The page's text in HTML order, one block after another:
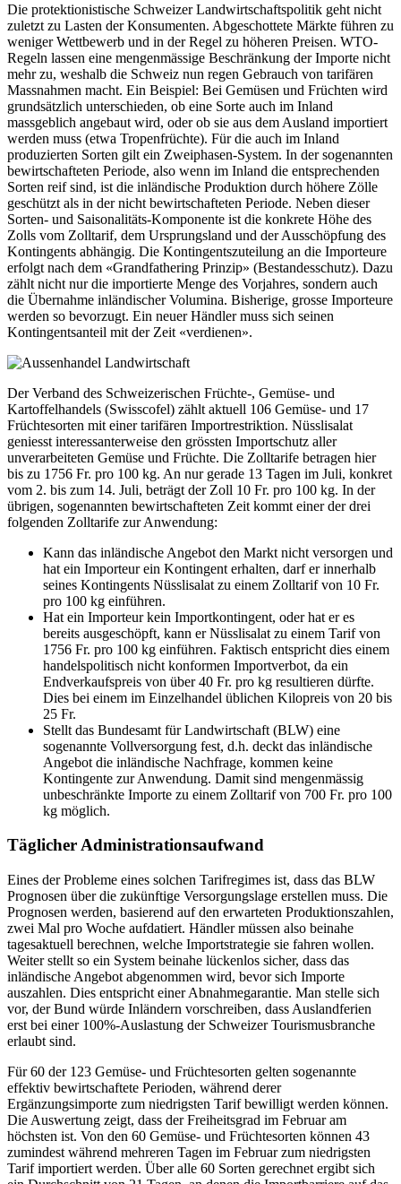
Die protektionistische Schweizer Landwirtschaftspolitik geht nicht
zuletzt zu Lasten der Konsumenten. Abgeschottete Märkte führen zu
weniger Wettbewerb und in der Regel zu höheren Preisen. WTO-
Regeln lassen eine mengenmässige Beschränkung der Importe nicht
mehr zu, weshalb die Schweiz nun regen Gebrauch von tarifären
Massnahmen macht. Ein Beispiel: Bei Gemüsen und Früchten wird
grundsätzlich unterschieden, ob eine Sorte auch im Inland
massgeblich angebaut wird, oder ob sie aus dem Ausland importiert
werden muss (etwa Tropenfrüchte). Für die auch im Inland
produzierten Sorten gilt ein Zweiphasen-System. In der sogenannten
bewirtschafteten Periode, also wenn im Inland die entsprechenden
Sorten reif sind, ist die inländische Produktion durch höhere Zölle
geschützt als in der nicht bewirtschafteten Periode. Neben dieser
Sorten- und Saisonalitäts-Komponente ist die konkrete Höhe des
Zolls vom Zolltarif, dem Ursprungsland und der Ausschöpfung des
Kontingents abhängig. Die Kontingentszuteilung an die Importeure
erfolgt nach dem «Grandfathering Prinzip» (Bestandesschutz). Dazu
zählt nicht nur die importierte Menge des Vorjahres, sondern auch
die Übernahme inländischer Volumina. Bisherige, grosse Importeure
werden so bevorzugt. Ein neuer Händler muss sich seinen
Kontingentsanteil mit der Zeit «verdienen».
Der Verband des Schweizerischen Früchte-, Gemüse- und
Kartoffelhandels (Swisscofel) zählt aktuell 106 Gemüse- und 17
Früchtesorten mit einer tarifären Importrestriktion. Nüsslisalat
geniesst interessanterweise den grössten Importschutz aller
unverarbeiteten Gemüse und Früchte. Die Zolltarife betragen hier
bis zu 1756 Fr. pro 100 kg. An nur gerade 13 Tagen im Juli, konkret
vom 2. bis zum 14. Juli, beträgt der Zoll 10 Fr. pro 100 kg. In der
übrigen, sogenannten bewirtschafteten Zeit kommt einer der drei
folgenden Zolltarife zur Anwendung:
Kann das inländische Angebot den Markt nicht versorgen und
hat ein Importeur ein Kontingent erhalten, darf er innerhalb
seines Kontingents Nüsslisalat zu einem Zolltarif von 10 Fr.
pro 100 kg einführen.
Hat ein Importeur kein Importkontingent, oder hat er es
bereits ausgeschöpft, kann er Nüsslisalat zu einem Tarif von
1756 Fr. pro 100 kg einführen. Faktisch entspricht dies einem
handelspolitisch nicht konformen Importverbot, da ein
Endverkaufspreis von über 40 Fr. pro kg resultieren dürfte.
Dies bei einem im Einzelhandel üblichen Kilopreis von 20 bis
25 Fr.
Stellt das Bundesamt für Landwirtschaft (BLW) eine
sogenannte Vollversorgung fest, d.h. deckt das inländische
Angebot die inländische Nachfrage, kommen keine
Kontingente zur Anwendung. Damit sind mengenmässig
unbeschränkte Importe zu einem Zolltarif von 700 Fr. pro 100
kg möglich.
Täglicher Administrationsaufwand
Eines der Probleme eines solchen Tarifregimes ist, dass das BLW
Prognosen über die zukünftige Versorgungslage erstellen muss. Die
Prognosen werden, basierend auf den erwarteten Produktionszahlen,
zwei Mal pro Woche aufdatiert. Händler müssen also beinahe
tagesaktuell berechnen, welche Importstrategie sie fahren wollen.
Weiter stellt so ein System beinahe lückenlos sicher, dass das
inländische Angebot abgenommen wird, bevor sich Importe
auszahlen. Dies entspricht einer Abnahmegarantie. Man stelle sich
vor, der Bund würde Inländern vorschreiben, dass Auslandferien
erst bei einer 100%-Auslastung der Schweizer Tourismusbranche
erlaubt sind.
Für 60 der 123 Gemüse- und Früchtesorten gelten sogenannte
effektiv bewirtschaftete Perioden, während derer
Ergänzungsimporte zum niedrigsten Tarif bewilligt werden können.
Die Auswertung zeigt, dass der Freiheitsgrad im Februar am
höchsten ist. Von den 60 Gemüse- und Früchtesorten können 43
zumindest während mehreren Tagen im Februar zum niedrigsten
Tarif importiert werden. Über alle 60 Sorten gerechnet ergibt sich